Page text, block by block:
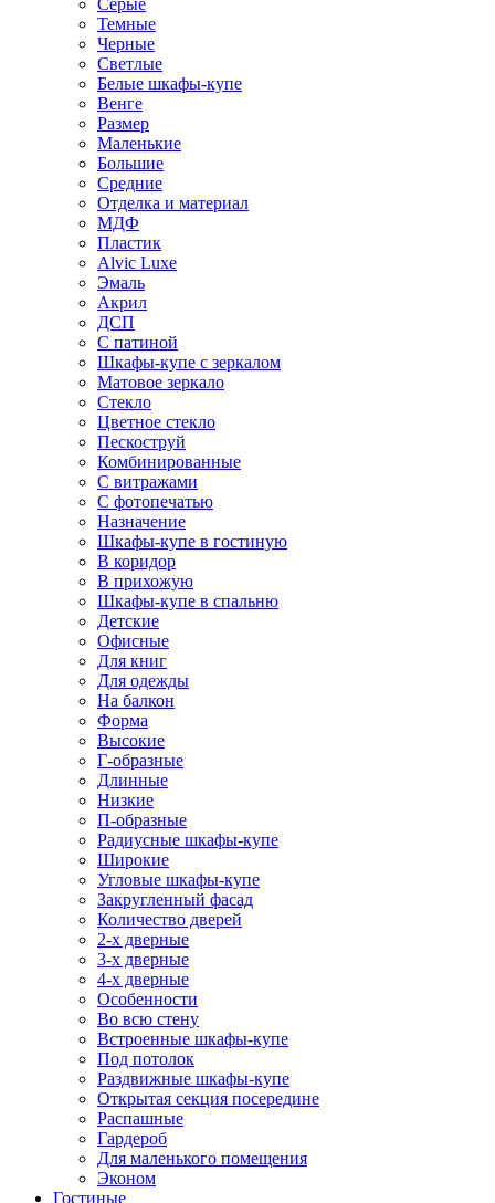
Серые
Темные
Черные
Светлые
Белые шкафы-купе
Венге
Размер
Маленькие
Большие
Средние
Отделка и материал
МДФ
Пластик
Alvic Luxe
Эмаль
Акрил
ДСП
С патиной
Шкафы-купе с зеркалом
Матовое зеркало
Стекло
Цветное стекло
Пескоструй
Комбинированные
С витражами
С фотопечатью
Назначение
Шкафы-купе в гостиную
В коридор
В прихожую
Шкафы-купе в спальню
Детские
Офисные
Для книг
Для одежды
На балкон
Форма
Высокие
Г-образные
Длинные
Низкие
П-образные
Радиусные шкафы-купе
Широкие
Угловые шкафы-купе
Закругленный фасад
Количество дверей
2-х дверные
3-х дверные
4-х дверные
Особенности
Во всю стену
Встроенные шкафы-купе
Под потолок
Раздвижные шкафы-купе
Открытая секция посередине
Распашные
Гардероб
Для маленького помещения
Эконом
Гостиные